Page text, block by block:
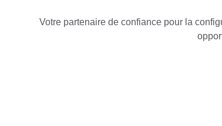
Votre partenaire de confiance pour la